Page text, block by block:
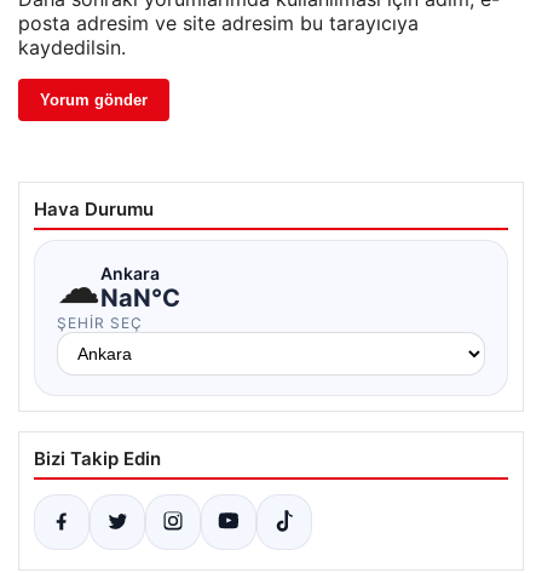
posta adresim ve site adresim bu tarayıcıya
kaydedilsin.
Hava Durumu
☁Ankara
NaN°C
ŞEHIR SEÇ
Bizi Takip Edin